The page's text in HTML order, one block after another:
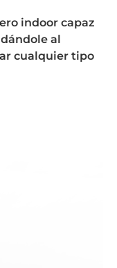
indoor capaz
al
cualquier tipo